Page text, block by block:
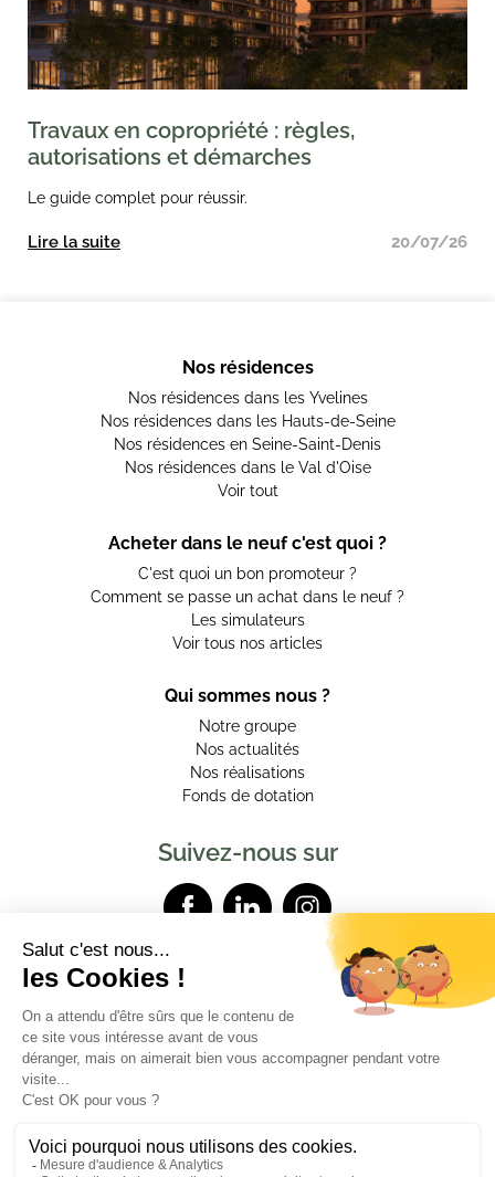
Travaux en copropriété : règles,
autorisations et démarches
Le guide complet pour réussir.
Lire la suite 20/07/26
Nos résidences
Nos résidences dans les Yvelines
Nos résidences dans les Hauts-de-Seine
Nos résidences en Seine-Saint-Denis
Nos résidences dans le Val d'Oise
Voir tout
Acheter dans le neuf c'est quoi ?
C'est quoi un bon promoteur ?
Comment se passe un achat dans le neuf ?
Les simulateurs
Voir tous nos articles
Qui sommes nous ?
Notre groupe
Nos actualités
Nos réalisations
Fonds de dotation
Suivez-nous sur
Powered by Elixir